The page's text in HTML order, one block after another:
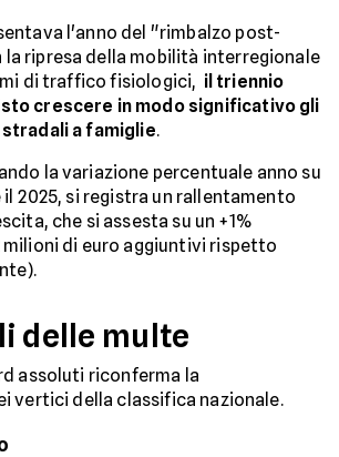
l'anno del "rimbalzo post-
la ripresa della mobilità interregionale
di traffico fisiologici, il triennio
crescere in modo significativo gli
a famiglie.
la variazione percentuale anno su
il 2025, si registra un rallentamento
che si assesta su un +1%
milioni di euro aggiuntivi rispetto
delle multe
assoluti riconferma la
vertici della classifica nazionale.